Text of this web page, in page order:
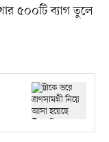
৫০০টি ব্যাগ তুলে